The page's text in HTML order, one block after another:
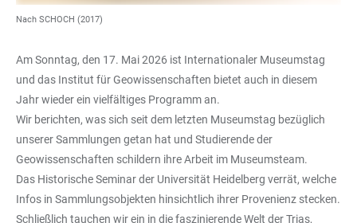
Nach SCHOCH (2017)
Am Sonntag, den 17. Mai 2026 ist Internationaler Museumstag
und das Institut für Geowissenschaften bietet auch in diesem
Jahr wieder ein vielfältiges Programm an.
Wir berichten, was sich seit dem letzten Museumstag bezüglich
unserer Sammlungen getan hat und Studierende der
Geowissenschaften schildern ihre Arbeit im Museumsteam.
Das Historische Seminar der Universität Heidelberg verrät, welche
Infos in Sammlungsobjekten hinsichtlich ihrer Provenienz stecken.
Schließlich tauchen wir ein in die faszinierende Welt der Trias,